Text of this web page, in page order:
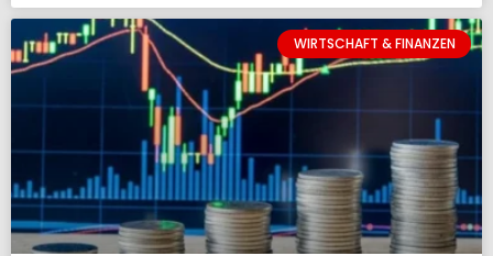
WIRTSCHAFT & FINANZEN